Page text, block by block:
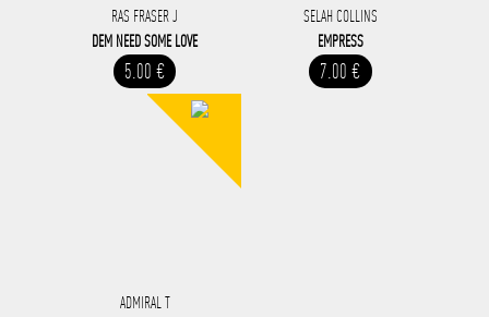
RAS FRASER J
DEM NEED SOME LOVE
5.00 €
SELAH COLLINS
EMPRESS
7.00 €
ADMIRAL T